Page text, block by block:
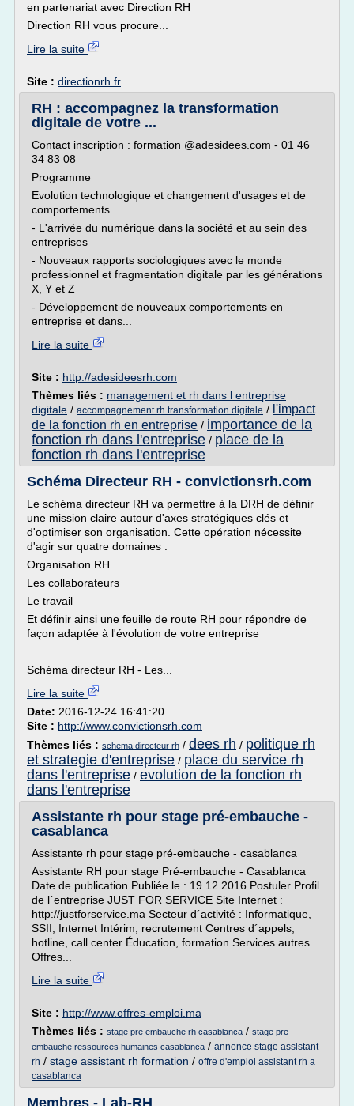
en partenariat avec Direction RH
Direction RH vous procure...
Lire la suite
Site : directionrh.fr
RH : accompagnez la transformation
digitale de votre ...
Contact inscription : formation @adesidees.com - 01 46
34 83 08
Programme
Evolution technologique et changement d'usages et de
comportements
- L'arrivée du numérique dans la société et au sein des
entreprises
- Nouveaux rapports sociologiques avec le monde
professionnel et fragmentation digitale par les générations
X, Y et Z
- Développement de nouveaux comportements en
entreprise et dans...
Lire la suite
Site : http://adesideesrh.com
Thèmes liés : management et rh dans l entreprise
digitale / accompagnement rh transformation digitale / l'impact
de la fonction rh en entreprise / importance de la
fonction rh dans l'entreprise / place de la
fonction rh dans l'entreprise
Schéma Directeur RH - convictionsrh.com
Le schéma directeur RH va permettre à la DRH de définir
une mission claire autour d'axes stratégiques clés et
d'optimiser son organisation. Cette opération nécessite
d'agir sur quatre domaines :
Organisation RH
Les collaborateurs
Le travail
Et définir ainsi une feuille de route RH pour répondre de
façon adaptée à l'évolution de votre entreprise
Schéma directeur RH - Les...
Lire la suite
Date: 2016-12-24 16:41:20
Site : http://www.convictionsrh.com
Thèmes liés : schema directeur rh / dees rh / politique rh
et strategie d'entreprise / place du service rh
dans l'entreprise / evolution de la fonction rh
dans l'entreprise
Assistante rh pour stage pré-embauche -
casablanca
Assistante rh pour stage pré-embauche - casablanca
Assistante RH pour stage Pré-embauche - Casablanca
Date de publication Publiée le : 19.12.2016 Postuler Profil
de l´entreprise JUST FOR SERVICE Site Internet :
http://justforservice.ma Secteur d´activité : Informatique,
SSII, Internet Intérim, recrutement Centres d´appels,
hotline, call center Éducation, formation Services autres
Offres...
Lire la suite
Site : http://www.offres-emploi.ma
Thèmes liés : stage pre embauche rh casablanca / stage pre
embauche ressources humaines casablanca / annonce stage assistant
rh / stage assistant rh formation / offre d'emploi assistant rh a
casablanca
Membres - Lab-RH